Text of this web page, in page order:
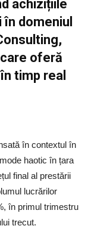
achizițiile
domeniul
,
oferă
timp real
în contextul în
haotic în țara
final al prestării
lucrărilor
în primul trimestru
trecut.